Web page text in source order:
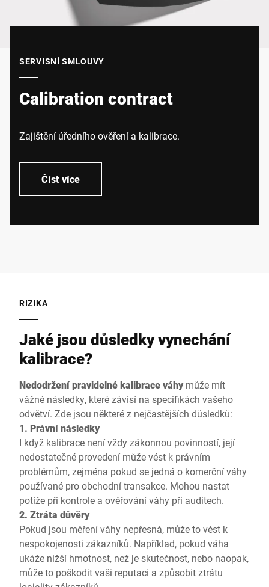
SERVISNÍ SMLOUVY
Calibration contract
Zajištění úředního ověření a kalibrace.
Číst více
RIZIKA
Jaké jsou důsledky vynechání
kalibrace?
Nedodržení pravidelné kalibrace váhymůže mít
vážné následky, které závisí na specifikách vašeho
odvětví. Zde jsou některé z nejčastějších důsledků:
1. Právní následky
I když kalibrace není vždy zákonnou povinností, její
nedostatečné provedení může vést k právním
problémům, zejména pokud se jedná o komerční váhy
používané pro obchodní transakce. Mohou nastat
potíže při kontrole a ověřování váhy při auditech.
2. Ztráta důvěry
Pokud jsou měření váhy nepřesná, může to vést k
nespokojenosti zákazníků. Například, pokud váha
ukáže nižší hmotnost, než je skutečnost, nebo naopak,
může to poškodit vaši reputaci a způsobit ztrátu